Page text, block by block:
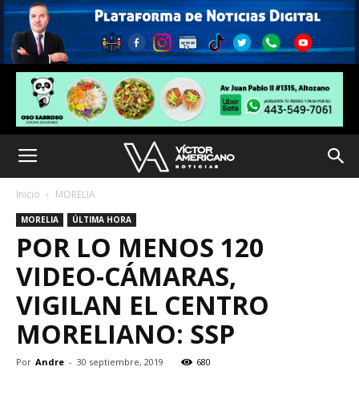
Inicio MORELIA
MORELIA ÚLTIMA HORA
POR LO MENOS 120
VIDEO-CÁMARAS,
VIGILAN EL CENTRO
MORELIANO: SSP
Por Andre - 30 septiembre, 2019 680